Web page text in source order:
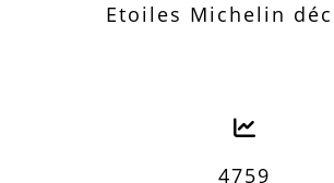
Etoiles Michelin
4759